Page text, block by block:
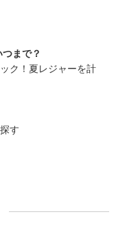
まで？
ク！夏レジャーを計
す